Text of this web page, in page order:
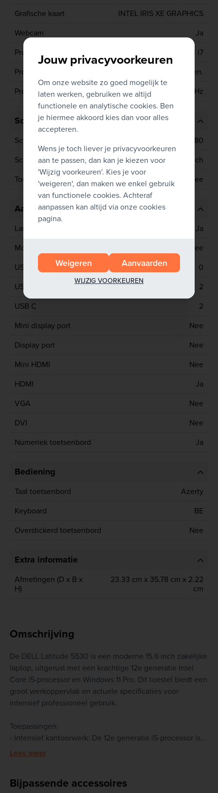
Grafische kaart
INTEL IRIS XE GRAPHICS
Webcam
Ja
Processor type
CORE i7
Processor generatie
12de gen.
Processor
1270P 2.2 GHz
Scherm
Schermresolutie
1920x1080
Schermgrootte
15.6 inch
Touchscreen
Nee
Aansluitingen
Lan poort
Ja
Mobiel netwerk
Nee
USB 2
0
USB 3
2
USB C
2
Mini display port
Nee
Display port
Nee
Mini HDMI
Nee
HDMI
Ja
VGA
Nee
DVI
Nee
Numeriek toetsenbord
Ja
Bediening
Taal toetsenbord
Azerty
Keyboard
BE
Overstickerd toetsenbord
Nee
Extra informatie
Afmetingen (D x B x
H)
23.33 cm x 35.78 cm x 2.22
cm
Omschrijving
De DELL Latitude 5530 is een moderne 15.6 inch zakelijke
laptop, uitgerust met een krachtige 12e generatie Intel
Core i5-processor en Windows 11 Pro. Dit toestel biedt een
groot werkoppervlak en actuele specificaties voor
intensief professioneel gebruik.
Toepassingen:
- Intensief kantoorwerk: De 12e generatie i5-processor is
geoptimaliseerd voor efficiënt multitasken en het draaien
HDMI-aansluiting is het toestel eenvoudig te integreren in
Lees meer
Bijpassende accessoires
Jouw privacyvoorkeuren
Om onze website zo goed mogelijk te
laten werken, gebruiken we altijd
functionele en analytische cookies. Ben
je hiermee akkoord kies dan voor alles
accepteren.
Wens je toch liever je privacyvoorkeuren
aan te passen, dan kan je kiezen voor
'Wijzig voorkeuren'. Kies je voor
'weigeren', dan maken we enkel gebruik
van functionele cookies. Achteraf
aanpassen kan altijd via onze cookies
pagina.
Weigeren Aanvaarden
WIJZIG VOORKEUREN